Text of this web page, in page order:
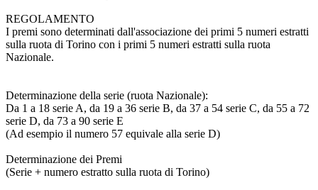
REGOLAMENTO
I premi sono determinati dall'associazione dei primi 5 numeri estratti
sulla ruota di Torino con i primi 5 numeri estratti sulla ruota
Nazionale.
Determinazione della serie (ruota Nazionale):
Da 1 a 18 serie A, da 19 a 36 serie B, da 37 a 54 serie C, da 55 a 72
serie D, da 73 a 90 serie E
(Ad esempio il numero 57 equivale alla serie D)
Determinazione dei Premi
(Serie + numero estratto sulla ruota di Torino)